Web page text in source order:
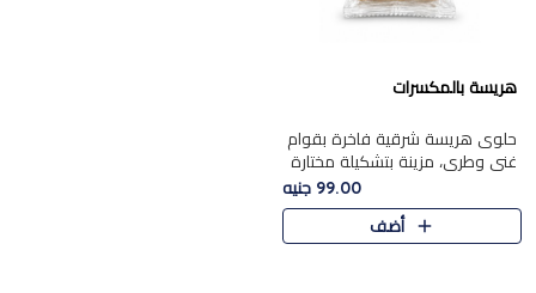
هريسة بالمكسرات
حلوى هريسة شرقية فاخرة بقوام
غني وطري، مزينة بتشكيلة مختارة
من المكسرات الفاخرة التي تضيف
قرمشة مميزة ونكهة غنية في كل
قطعة. تجمع بين المذاق..
99.00 جنيه
أضف